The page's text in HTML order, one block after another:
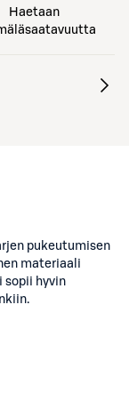
Haetaan
pukeutumisen
materiaali
hyvin